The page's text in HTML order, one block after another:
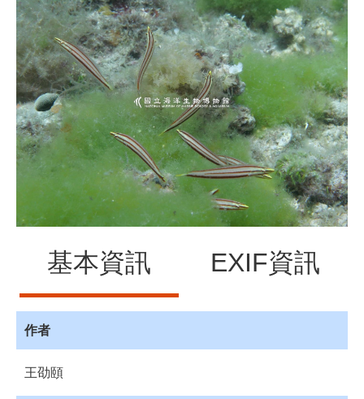
影
音
音
源
訊
息
發
布
服
專
頁
基本資訊 EXIF資訊
作者
王劭頤